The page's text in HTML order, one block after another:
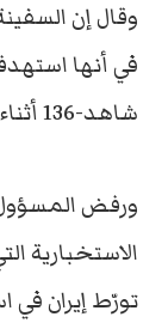
وقال إن
في أنها
شاهد-136 أثناء وجودها في المياه الدولية.
ورفض
الاستخبارية
تورّط إيران في